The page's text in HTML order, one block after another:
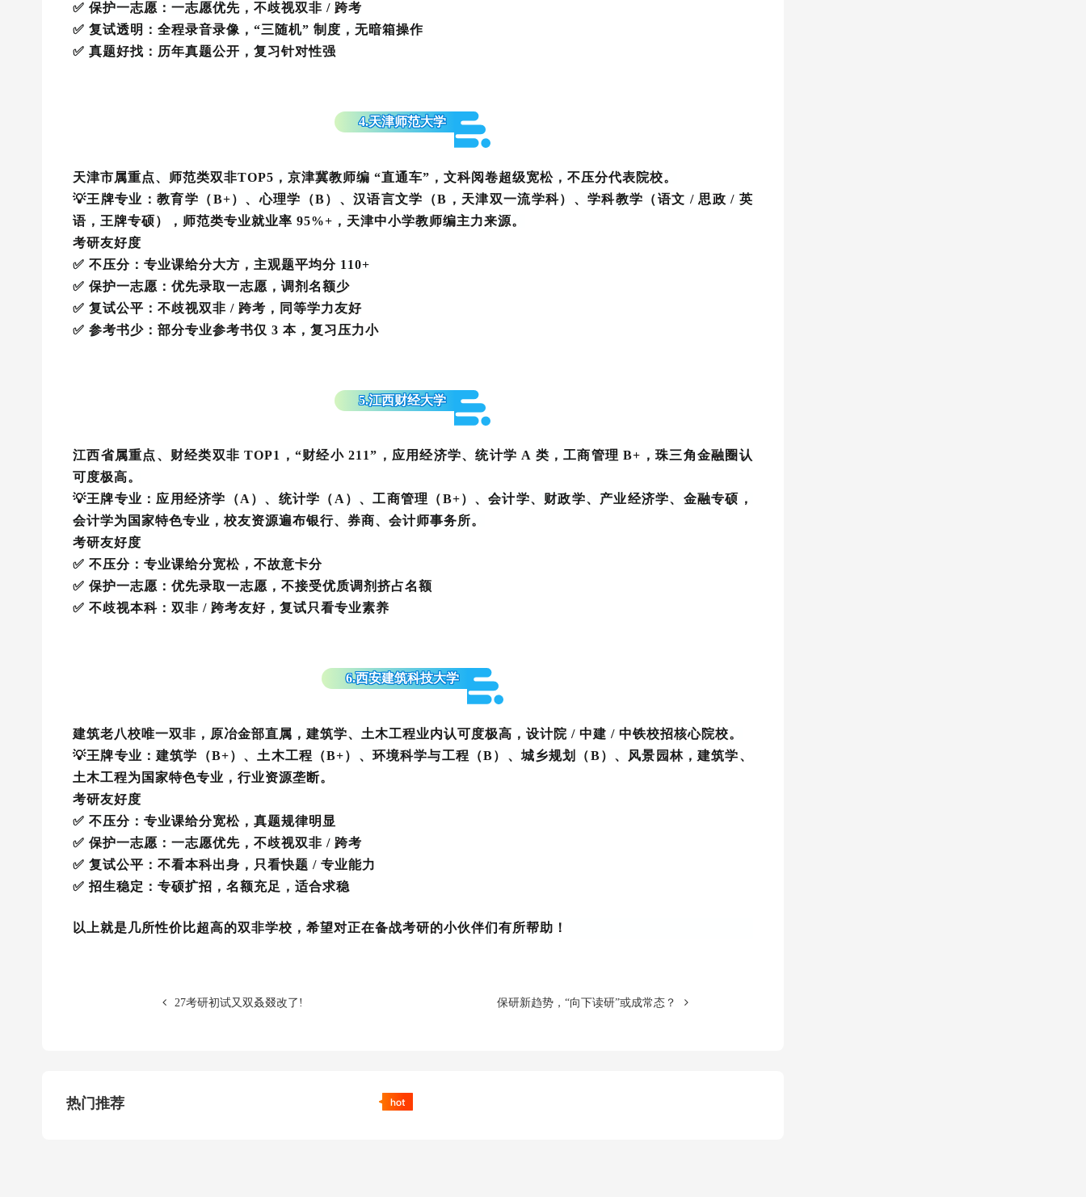
✅ 保护一志愿：一志愿优先，不歧视双非 / 跨考
✅ 复试透明：全程录音录像，“三随机” 制度，无暗箱操作
✅ 真题好找：历年真题公开，复习针对性强
4.天津师范大学
天津市属重点、师范类双非TOP5，京津冀教师编 “直通车”，文科阅卷超级宽松，不压分代表院校。
💡王牌专业：教育学（B+）、心理学（B）、汉语言文学（B，天津双一流学科）、学科教学（语文 / 思政 / 英
语，王牌专硕），师范类专业就业率 95%+，天津中小学教师编主力来源。
考研友好度
✅ 不压分：专业课给分大方，主观题平均分 110+
✅ 保护一志愿：优先录取一志愿，调剂名额少
✅ 复试公平：不歧视双非 / 跨考，同等学力友好
✅ 参考书少：部分专业参考书仅 3 本，复习压力小
5.江西财经大学
江西省属重点、财经类双非 TOP1，“财经小 211”，应用经济学、统计学 A 类，工商管理 B+，珠三角金融圈认
可度极高。
💡王牌专业：应用经济学（A）、统计学（A）、工商管理（B+）、会计学、财政学、产业经济学、金融专硕，
会计学为国家特色专业，校友资源遍布银行、券商、会计师事务所。
考研友好度
✅ 不压分：专业课给分宽松，不故意卡分
✅ 保护一志愿：优先录取一志愿，不接受优质调剂挤占名额
✅ 不歧视本科：双非 / 跨考友好，复试只看专业素养
6.西安建筑科技大学
建筑老八校唯一双非，原冶金部直属，建筑学、土木工程业内认可度极高，设计院 / 中建 / 中铁校招核心院校。
💡王牌专业：建筑学（B+）、土木工程（B+）、环境科学与工程（B）、城乡规划（B）、风景园林，建筑学、
土木工程为国家特色专业，行业资源垄断。
考研友好度
✅ 不压分：专业课给分宽松，真题规律明显
✅ 保护一志愿：一志愿优先，不歧视双非 / 跨考
✅ 复试公平：不看本科出身，只看快题 / 专业能力
✅ 招生稳定：专硕扩招，名额充足，适合求稳
以上就是几所性价比超高的双非学校，希望对正在备战考研的小伙伴们有所帮助！
27考研初试又双叒叕改了! 保研新趋势，“向下读研”或成常态？
热门推荐